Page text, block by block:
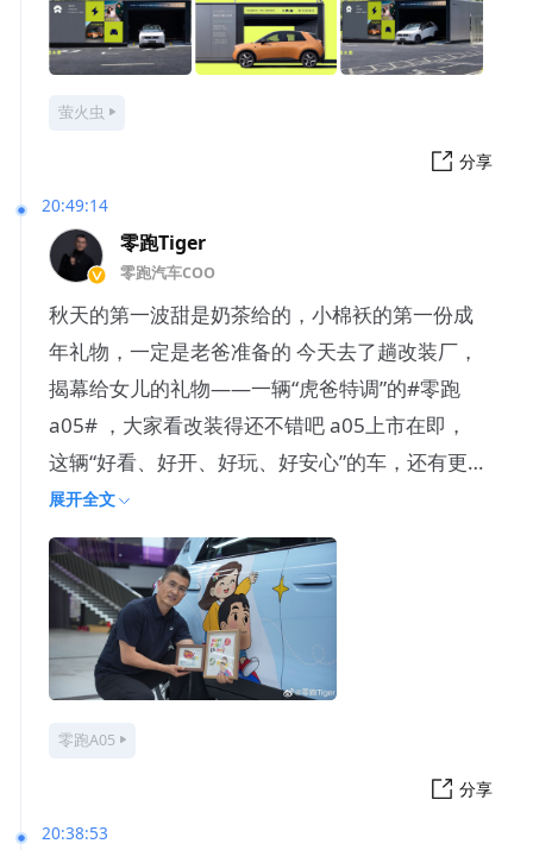
萤火虫
分享
20:49:14
零跑Tiger
零跑汽车COO
秋天的第一波甜是奶茶给的，小棉袄的第一份成
年礼物，一定是老爸准备的 今天去了趟改装厂，
揭幕给女儿的礼物——一辆“虎爸特调”的#零跑
a05# ，大家看改装得还不错吧 a05上市在即，
这辆“好看、好开、好玩、好安心”的车，还有更
多可能性等着
展开全文
零跑A05
分享
20:38:53